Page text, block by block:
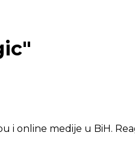
"
i online medije u BiH.